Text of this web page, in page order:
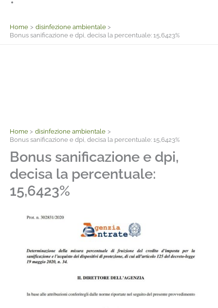
Home
disinfezione ambientale
Bonus sanificazione e dpi, decisa la percentuale: 15,6423%
Home
disinfezione ambientale
Bonus sanificazione e dpi, decisa la percentuale: 15,6423%
Bonus sanificazione e dpi,
decisa la percentuale:
15,6423%